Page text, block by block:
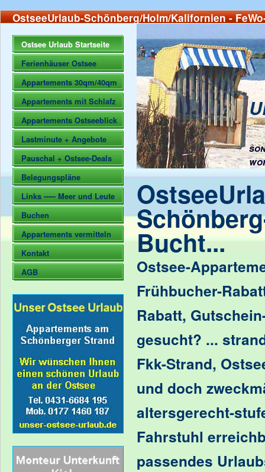
OstseeUrlaub-Schönberg/Holm/Kalifornien -
Ostsee Urlaub Startseite
Ferienhäuser Ostsee
Appartements 30qm/40qm
Appartements mit Schlafz
Appartements Ostseeblick
Lastminute + Angebote
Pauschal + Ostsee-Deals
Belegungspläne
Links ----- Meer und Leute
Buchen
Appartements vermitteln
Kontakt
AGB
Bucht...
Ostsee-
Frühbucher-
Rabatt,
gesucht? ...
Fkk-Strand,
und doch
altersgerecht-
Fahrstuhl
passendes